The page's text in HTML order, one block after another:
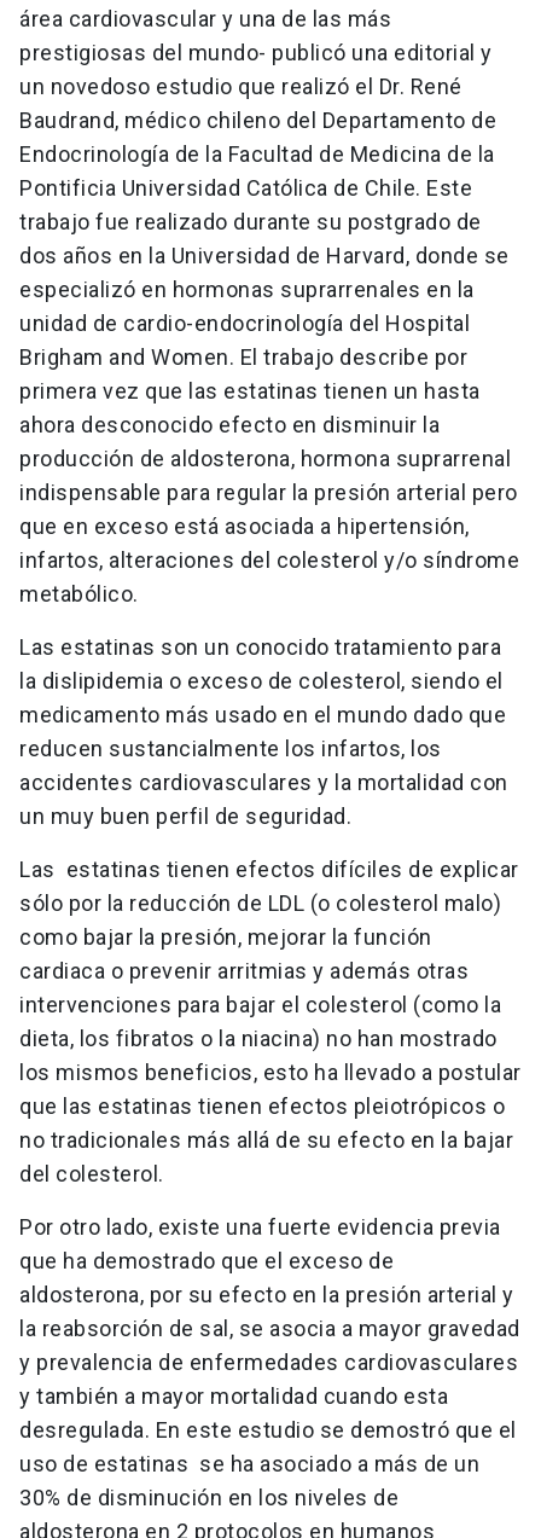
área cardiovascular y una de las más
prestigiosas del mundo- publicó una editorial y
un novedoso estudio que realizó el Dr. René
Baudrand, médico chileno del Departamento de
Endocrinología de la Facultad de Medicina de la
Pontificia Universidad Católica de Chile. Este
trabajo fue realizado durante su postgrado de
dos años en la Universidad de Harvard, donde se
especializó en hormonas suprarrenales en la
unidad de cardio-endocrinología del Hospital
Brigham and Women. El trabajo describe por
primera vez que las estatinas tienen un hasta
ahora desconocido efecto en disminuir la
producción de aldosterona, hormona suprarrenal
indispensable para regular la presión arterial pero
que en exceso está asociada a hipertensión,
infartos, alteraciones del colesterol y/o síndrome
metabólico.
Las estatinas son un conocido tratamiento para
la dislipidemia o exceso de colesterol, siendo el
medicamento más usado en el mundo dado que
reducen sustancialmente los infartos, los
accidentes cardiovasculares y la mortalidad con
un muy buen perfil de seguridad.
Las estatinas tienen efectos difíciles de explicar
sólo por la reducción de LDL (o colesterol malo)
como bajar la presión, mejorar la función
cardiaca o prevenir arritmias y además otras
intervenciones para bajar el colesterol (como la
dieta, los fibratos o la niacina) no han mostrado
los mismos beneficios, esto ha llevado a postular
que las estatinas tienen efectos pleiotrópicos o
no tradicionales más allá de su efecto en la bajar
del colesterol.
Por otro lado, existe una fuerte evidencia previa
que ha demostrado que el exceso de
aldosterona, por su efecto en la presión arterial y
la reabsorción de sal, se asocia a mayor gravedad
y prevalencia de enfermedades cardiovasculares
y también a mayor mortalidad cuando esta
desregulada. En este estudio se demostró que el
uso de estatinas se ha asociado a más de un
30% de disminución en los niveles de
aldosterona en 2 protocolos en humanos